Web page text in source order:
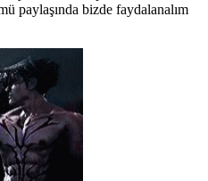
paylaşında bizde faydalanalım